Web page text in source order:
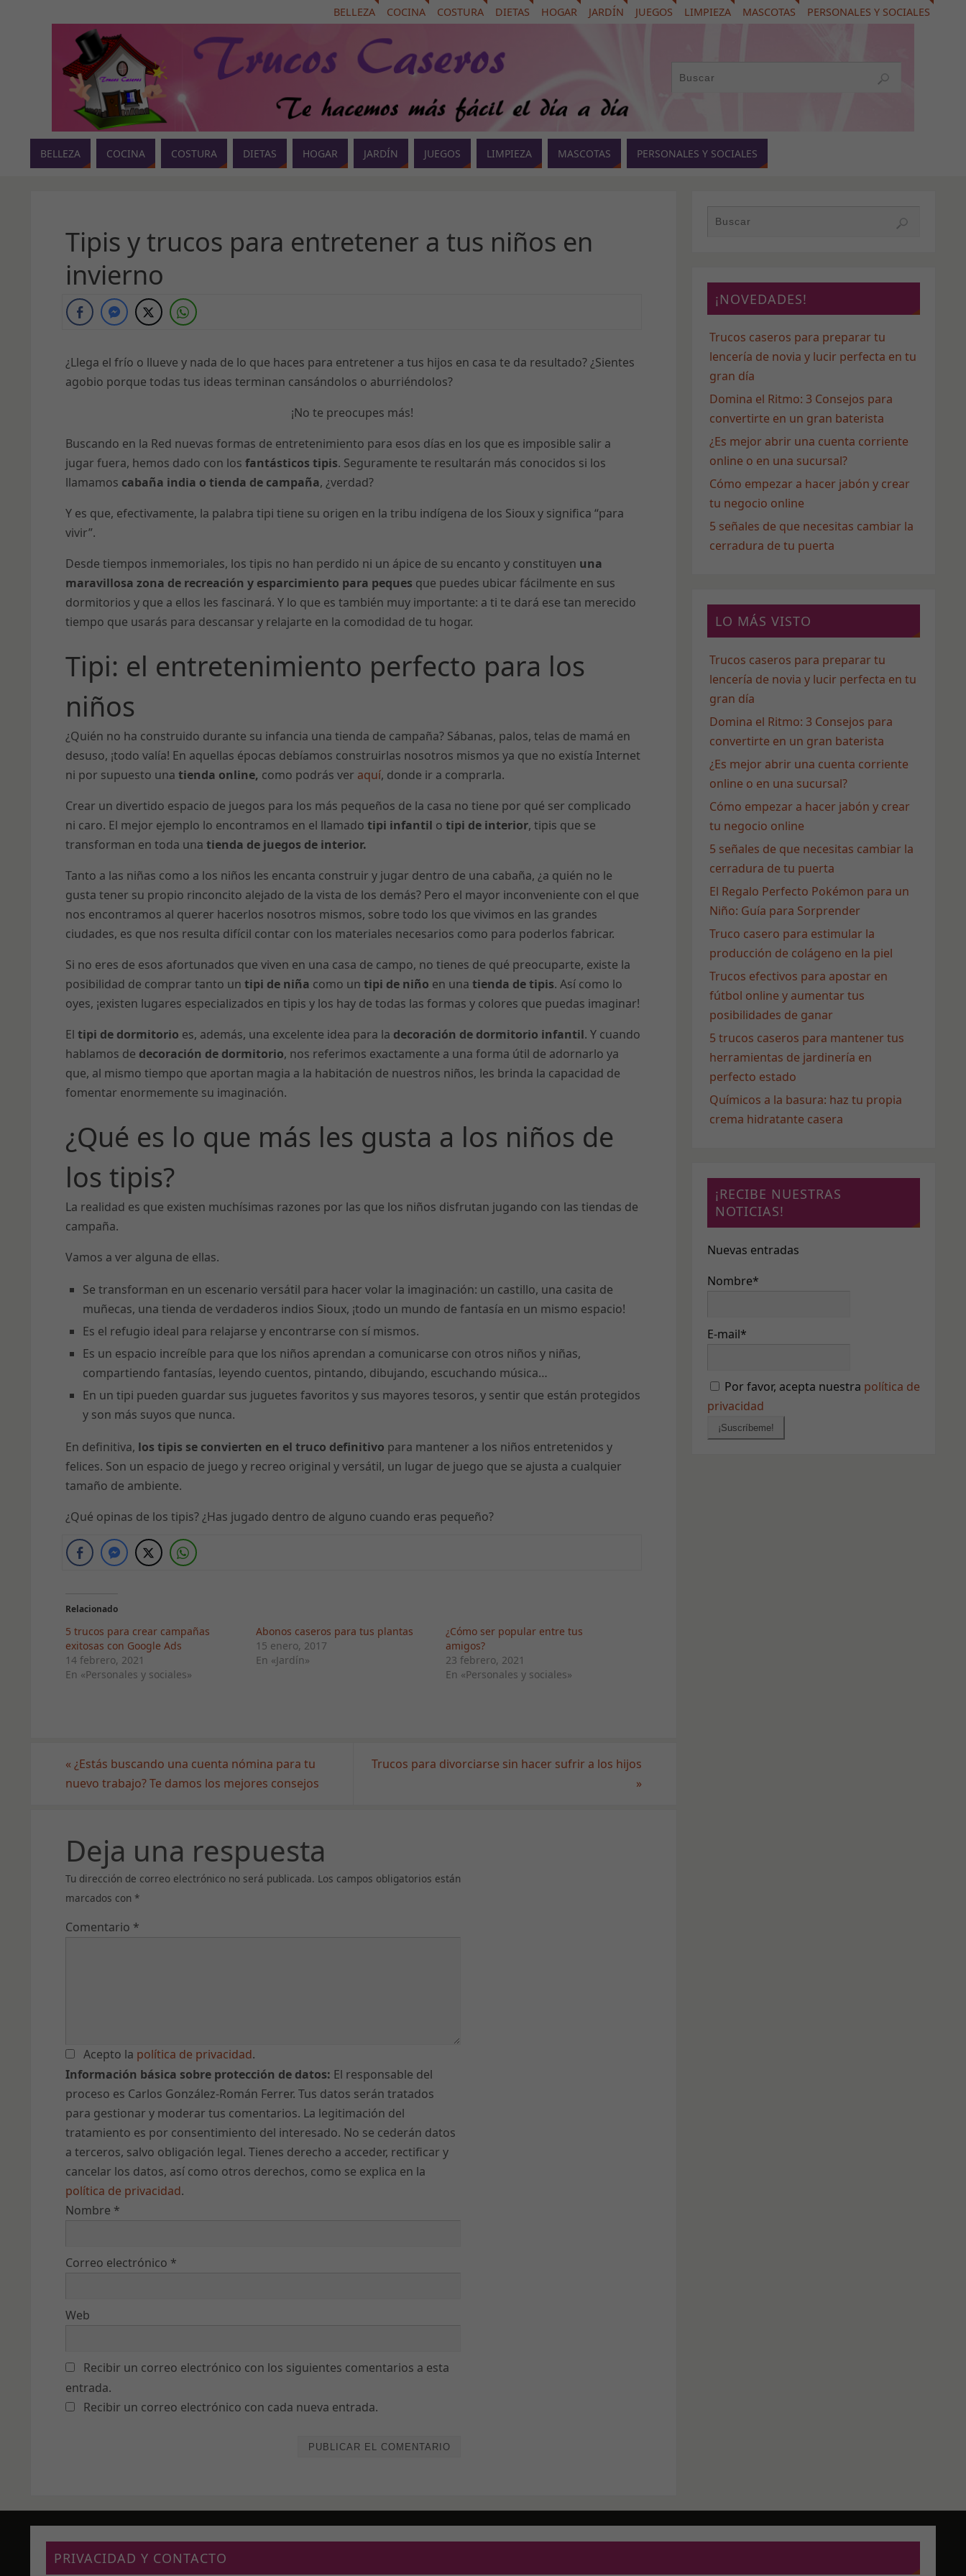
BELLEZA COCINA COSTURA DIETAS HOGAR JARDÍN JUEGOS LIMPIEZA MASCOTAS PERSONALES Y SOCIALES
BELLEZA COCINA COSTURA DIETAS HOGAR JARDÍN JUEGOS LIMPIEZA MASCOTAS PERSONALES Y SOCIALES
Tipis y trucos para entretener a tus niños en
invierno
¿Llega el frío o llueve y nada de lo que haces para entretener a tus hijos en casa te da resultado? ¿Sientes
agobio porque todas tus ideas terminan cansándolos o aburriéndolos?
¡No te preocupes más!
Buscando en la Red nuevas formas de entretenimiento para esos días en los que es imposible salir a
jugar fuera, hemos dado con los fantásticos tipis. Seguramente te resultarán más conocidos si los
llamamos cabaña india o tienda de campaña, ¿verdad?
Y es que, efectivamente, la palabra tipi tiene su origen en la tribu indígena de los Sioux y significa “para
vivir”.
Desde tiempos inmemoriales, los tipis no han perdido ni un ápice de su encanto y constituyen una
maravillosa zona de recreación y esparcimiento para peques que puedes ubicar fácilmente en sus
dormitorios y que a ellos les fascinará. Y lo que es también muy importante: a ti te dará ese tan merecido
tiempo que usarás para descansar y relajarte en la comodidad de tu hogar.
Tipi: el entretenimiento perfecto para los
niños
¿Quién no ha construido durante su infancia una tienda de campaña? Sábanas, palos, telas de mamá en
desuso, ¡todo valía! En aquellas épocas debíamos construirlas nosotros mismos ya que no existía Internet
ni por supuesto una tienda online, como podrás ver aquí, donde ir a comprarla.
Crear un divertido espacio de juegos para los más pequeños de la casa no tiene por qué ser complicado
ni caro. El mejor ejemplo lo encontramos en el llamado tipi infantil o tipi de interior, tipis que se
transforman en toda una tienda de juegos de interior.
Tanto a las niñas como a los niños les encanta construir y jugar dentro de una cabaña, ¿a quién no le
gusta tener su propio rinconcito alejado de la vista de los demás? Pero el mayor inconveniente con el que
nos encontramos al querer hacerlos nosotros mismos, sobre todo los que vivimos en las grandes
ciudades, es que nos resulta difícil contar con los materiales necesarios como para poderlos fabricar.
Si no eres de esos afortunados que viven en una casa de campo, no tienes de qué preocuparte, existe la
posibilidad de comprar tanto un tipi de niña como un tipi de niño en una tienda de tipis. Así como lo
oyes, ¡existen lugares especializados en tipis y los hay de todas las formas y colores que puedas imaginar!
El tipi de dormitorio es, además, una excelente idea para la decoración de dormitorio infantil. Y cuando
hablamos de decoración de dormitorio, nos referimos exactamente a una forma útil de adornarlo ya
que, al mismo tiempo que aportan magia a la habitación de nuestros niños, les brinda la capacidad de
fomentar enormemente su imaginación.
¿Qué es lo que más les gusta a los niños de
los tipis?
La realidad es que existen muchísimas razones por las que los niños disfrutan jugando con las tiendas de
campaña.
Vamos a ver alguna de ellas.
Se transforman en un escenario versátil para hacer volar la imaginación: un castillo, una casita de
muñecas, una tienda de verdaderos indios Sioux, ¡todo un mundo de fantasía en un mismo espacio!
Es el refugio ideal para relajarse y encontrarse con sí mismos.
Es un espacio increíble para que los niños aprendan a comunicarse con otros niños y niñas,
compartiendo fantasías, leyendo cuentos, pintando, dibujando, escuchando música…
En un tipi pueden guardar sus juguetes favoritos y sus mayores tesoros, y sentir que están protegidos
y son más suyos que nunca.
En definitiva, los tipis se convierten en el truco definitivo para mantener a los niños entretenidos y
felices. Son un espacio de juego y recreo original y versátil, un lugar de juego que se ajusta a cualquier
tamaño de ambiente.
¿Qué opinas de los tipis? ¿Has jugado dentro de alguno cuando eras pequeño?
Relacionado
5 trucos para crear campañas
exitosas con Google Ads
14 febrero, 2021
En «Personales y sociales»
Abonos caseros para tus plantas
15 enero, 2017
En «Jardín»
¿Cómo ser popular entre tus
amigos?
23 febrero, 2021
En «Personales y sociales»
« ¿Estás buscando una cuenta nómina para tu
nuevo trabajo? Te damos los mejores consejos
Trucos para divorciarse sin hacer sufrir a los hijos
»
Deja una respuesta
Tu dirección de correo electrónico no será publicada. Los campos obligatorios están
marcados con *
Comentario *
Acepto la política de privacidad.
Información básica sobre protección de datos: El responsable del
proceso es Carlos González-Román Ferrer. Tus datos serán tratados
para gestionar y moderar tus comentarios. La legitimación del
tratamiento es por consentimiento del interesado. No se cederán datos
a terceros, salvo obligación legal. Tienes derecho a acceder, rectificar y
cancelar los datos, así como otros derechos, como se explica en la
política de privacidad.
Nombre *
Correo electrónico *
Web
Recibir un correo electrónico con los siguientes comentarios a esta
entrada.
Recibir un correo electrónico con cada nueva entrada.
¡NOVEDADES!
Trucos caseros para preparar tu
lencería de novia y lucir perfecta en tu
gran día
Domina el Ritmo: 3 Consejos para
convertirte en un gran baterista
¿Es mejor abrir una cuenta corriente
online o en una sucursal?
Cómo empezar a hacer jabón y crear
tu negocio online
5 señales de que necesitas cambiar la
cerradura de tu puerta
LO MÁS VISTO
Trucos caseros para preparar tu
lencería de novia y lucir perfecta en tu
gran día
Domina el Ritmo: 3 Consejos para
convertirte en un gran baterista
¿Es mejor abrir una cuenta corriente
online o en una sucursal?
Cómo empezar a hacer jabón y crear
tu negocio online
5 señales de que necesitas cambiar la
cerradura de tu puerta
El Regalo Perfecto Pokémon para un
Niño: Guía para Sorprender
Truco casero para estimular la
producción de colágeno en la piel
Trucos efectivos para apostar en
fútbol online y aumentar tus
posibilidades de ganar
5 trucos caseros para mantener tus
herramientas de jardinería en
perfecto estado
Químicos a la basura: haz tu propia
crema hidratante casera
¡RECIBE NUESTRAS
NOTICIAS!
Nuevas entradas
Nombre*
E-mail*
Por favor, acepta nuestra política de
privacidad
PRIVACIDAD Y CONTACTO